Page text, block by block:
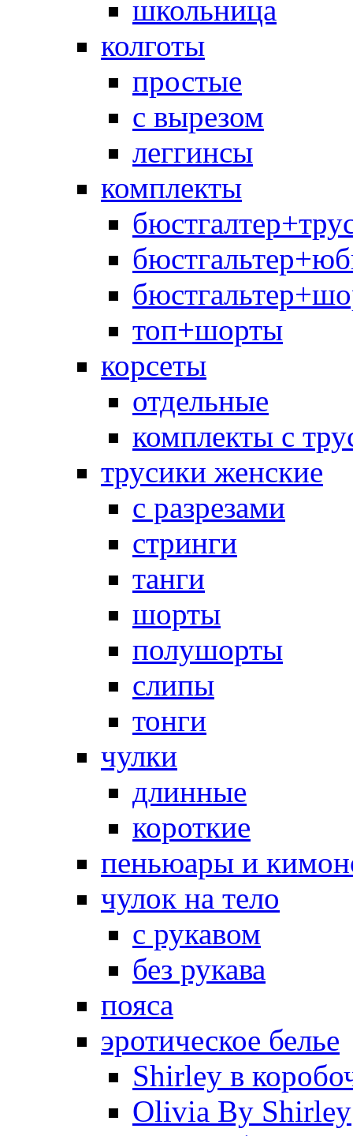
школьница
колготы
простые
с вырезом
леггинсы
комплекты
топ+шорты
корсеты
отдельные
комплекты с
трусики женские
с разрезами
стринги
танги
шорты
полушорты
слипы
тонги
чулки
длинные
короткие
пеньюары и
чулок на тело
с рукавом
без рукава
пояса
эротическое белье
Shirley в
Olivia By Shirley